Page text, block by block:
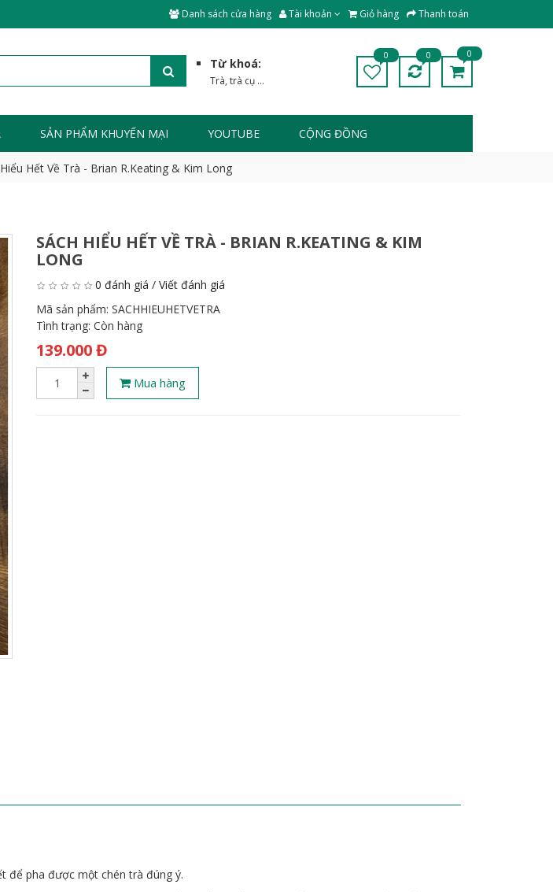
Danh sách cửa hàng Tài khoản Giỏ hàng Thanh toán
Từ khoá:
Trà,trà cụ ...
0 0 0
SẢN PHẨM KHUYẾN MẠI YOUTUBE CỘNG ĐỒNG
Hết Về Trà - Brian R.Keating & Kim Long
SÁCH HIỂU HẾT VỀ TRÀ - BRIAN R.KEATING & KIM
LONG
0 đánh giá / Viết đánh giá
Mã sản phẩm: SACHHIEUHETVETRA
Tình trạng: Còn hàng
139.000 Đ
Mua hàng
để pha được một chén trà đúng ý.